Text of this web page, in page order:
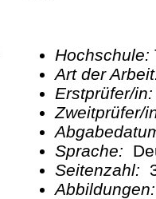
Hochschule:
Art der
Erstprüfer/
Sprache:
Seitenzahl: